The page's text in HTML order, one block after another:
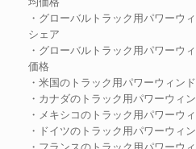
・グローバルトラック用パワーウ
シェア
・グローバルトラック用パワーウ
価格
・米国のトラック用パワーウィン
・カナダのトラック用パワーウィ
・メキシコのトラック用パワーウ
・ドイツのトラック用パワーウィ
・フランスのトラック用パワーウ